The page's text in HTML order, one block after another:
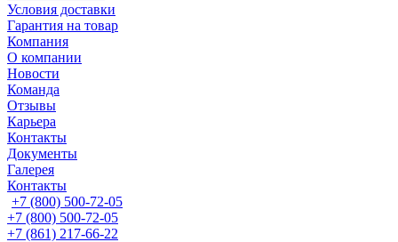
Условия доставки
Гарантия на товар
Компания
О компании
Новости
Команда
Отзывы
Карьера
Контакты
Документы
Галерея
Контакты
+7 (800) 500-72-05
+7 (800) 500-72-05
+7 (861) 217-66-22